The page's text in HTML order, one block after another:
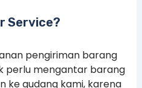
Service?
pengiriman barang
perlu mengantar barang
ke gudang kami, karena